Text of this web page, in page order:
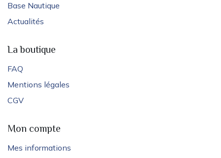
Base Nautique
Actualités
La boutique
FAQ
Mentions légales
CGV
Mon compte
Mes informations